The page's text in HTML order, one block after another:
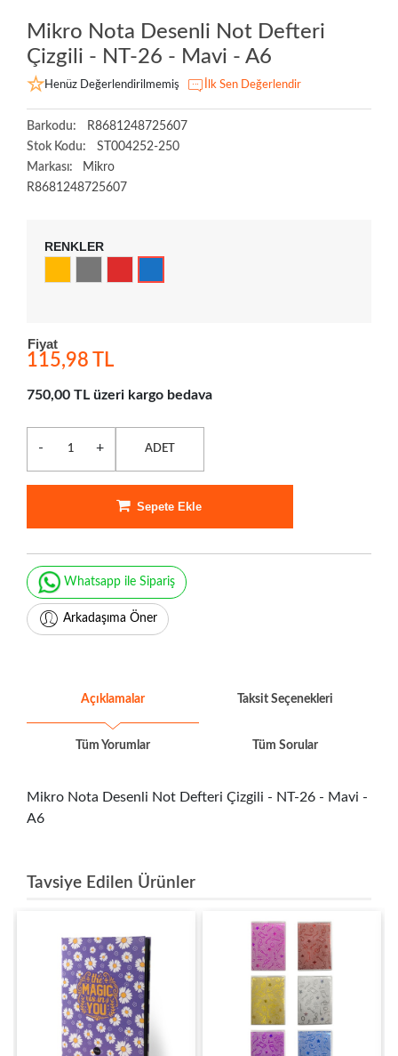
Mikro Nota Desenli Not Defteri
Çizgili - NT-26 - Mavi - A6
Henüz Değerlendirilmemiş İlk Sen Değerlendir
Barkodu:
R8681248725607
Stok Kodu:
ST004252-250
Markası:
Mikro
R8681248725607
RENKLER
Fiyat
115,98 TL
750,00 TL üzeri kargo bedava
- + ADET
Sepete Ekle
Whatsapp ile Sipariş
Arkadaşıma Öner
Açıklamalar Taksit Seçenekleri
Tüm Yorumlar Tüm Sorular
Mikro Nota Desenli Not Defteri Çizgili - NT-26 - Mavi -
A6
Tavsiye Edilen Ürünler